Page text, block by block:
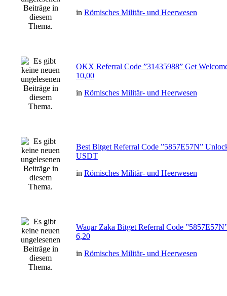
in Römisches Militär- und Heerwesen
OKX Referral Code ”31435988” Get
10,00
in Römisches Militär- und Heerwesen
Best Bitget Referral Code ”5857E57N”
USDT
in Römisches Militär- und Heerwesen
Waqar Zaka Bitget Referral Code
6,20
in Römisches Militär- und Heerwesen